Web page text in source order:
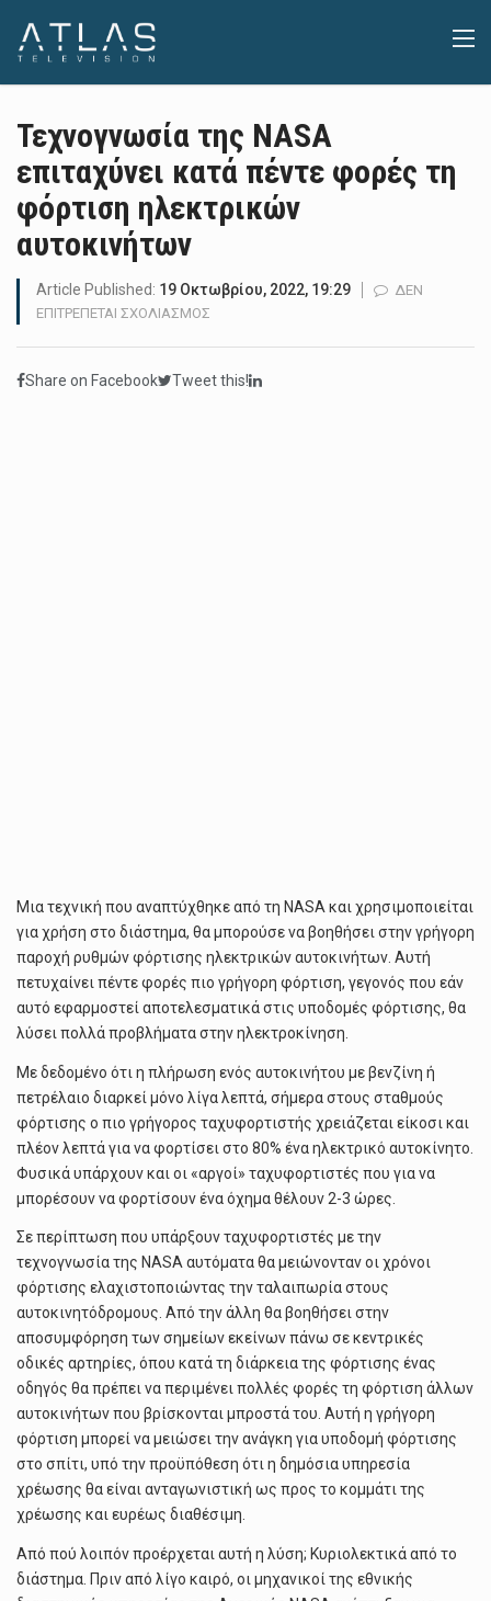
Τεχνογνωσία της NASA
επιταχύνει κατά πέντε φορές τη
φόρτιση ηλεκτρικών
αυτοκινήτων
Article Published: 19 Οκτωβρίου, 2022, 19:29
ΔΕΝ
ΕΠΙΤΡΈΠΕΤΑΙ ΣΧΟΛΙΑΣΜΌΣ
NASA
Share on Facebook Tweet this!
Μια τεχνική που αναπτύχθηκε από τη NASA και χρησιμοποιείται
για χρήση στο διάστημα, θα μπορούσε να βοηθήσει στην γρήγορη
παροχή ρυθμών φόρτισης ηλεκτρικών αυτοκινήτων. Αυτή
πετυχαίνει πέντε φορές πιο γρήγορη φόρτιση, γεγονός που εάν
αυτό εφαρμοστεί αποτελεσματικά στις υποδομές φόρτισης, θα
λύσει πολλά προβλήματα στην ηλεκτροκίνηση.
Με δεδομένο ότι η πλήρωση ενός αυτοκινήτου με βενζίνη ή
πετρέλαιο διαρκεί μόνο λίγα λεπτά, σήμερα στους σταθμούς
φόρτισης ο πιο γρήγορος ταχυφορτιστής χρειάζεται είκοσι και
πλέον λεπτά για να φορτίσει στο 80% ένα ηλεκτρικό αυτοκίνητο.
Φυσικά υπάρχουν και οι «αργοί» ταχυφορτιστές που για να
μπορέσουν να φορτίσουν ένα όχημα θέλουν 2-3 ώρες.
Σε περίπτωση που υπάρξουν ταχυφορτιστές με την
τεχνογνωσία της NASA αυτόματα θα μειώνονταν οι χρόνοι
φόρτισης ελαχιστοποιώντας την ταλαιπωρία στους
αυτοκινητόδρομους. Από την άλλη θα βοηθήσει στην
αποσυμφόρηση των σημείων εκείνων πάνω σε κεντρικές
οδικές αρτηρίες, όπου κατά τη διάρκεια της φόρτισης ένας
οδηγός θα πρέπει να περιμένει πολλές φορές τη φόρτιση άλλων
αυτοκινήτων που βρίσκονται μπροστά του. Αυτή η γρήγορη
φόρτιση μπορεί να μειώσει την ανάγκη για υποδομή φόρτισης
στο σπίτι, υπό την προϋπόθεση ότι η δημόσια υπηρεσία
χρέωσης θα είναι ανταγωνιστική ως προς το κομμάτι της
χρέωσης και ευρέως διαθέσιμη.
Από πού λοιπόν προέρχεται αυτή η λύση; Κυριολεκτικά από το
διάστημα. Πριν από λίγο καιρό, οι μηχανικοί της εθνικής